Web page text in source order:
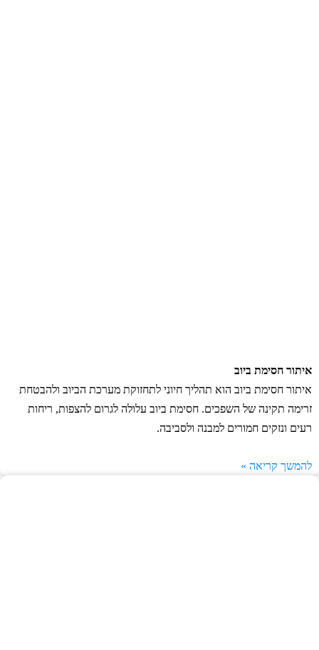
איתור חסימת ביוב
איתור חסימת ביוב הוא תהליך חיוני לתחזוקת מערכת הביוב ולהבטחת
זרימה תקינה של השפכים. חסימת ביוב עלולה לגרום להצפות, ריחות
רעים ונזקים חמורים למבנה ולסביבה.
להמשך קריאה »